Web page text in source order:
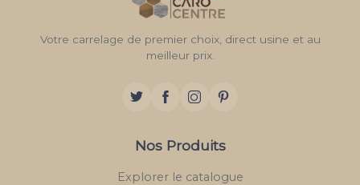
Votre carrelage de premier choix, direct usine et au
meilleur prix.
Nos Produits
Explorer le catalogue